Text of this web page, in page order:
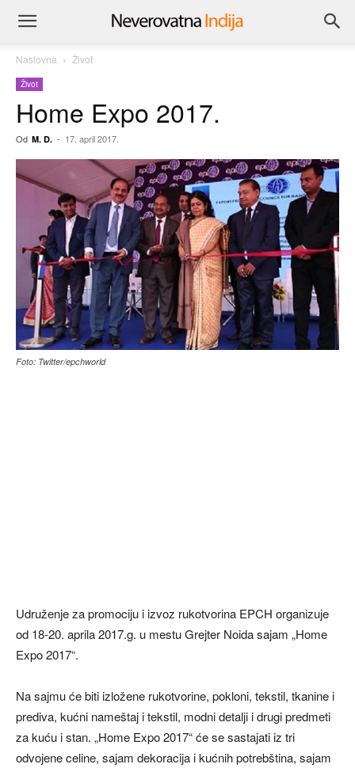
Naslovna Život
Život
Home Expo 2017.
Od M. D. - 17. april 2017.
Foto: Twitter/epchworld
Udruženje za promociju i izvoz rukotvorina EPCH organizuje
od 18-20. aprila 2017.g. u mestu Grejter Noida sajam „Home
Expo 2017“.
Na sajmu će biti izložene rukotvorine, pokloni, tekstil, tkanine i
prediva, kućni nameštaj i tekstil, modni detalji i drugi predmeti
za kuću i stan. „Home Expo 2017“ će se sastajati iz tri
odvojene celine, sajam dekoracija i kućnih potrebština, sajam